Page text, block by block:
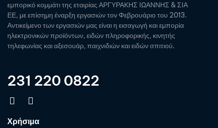
εμπορικό κομμάτι της εταιρίας ΑΡΓΥΡΑΚΗΣ ΙΩΑΝΝΗΣ & ΣΙΑ
ΕΕ, με επίσημη έναρξη εργασιών τον Φεβρουάριο του 2013.
Αντικείμενο των εργασιών μας είναι η εισαγωγή και εμπορία
ηλεκτρονικών προϊόντων, ειδών πληροφορικής, κινητής
τηλεφωνίας και αξεσουάρ, παιχνιδιών και ειδών σπιτιού.
231 220 0822
Χρήσιμα